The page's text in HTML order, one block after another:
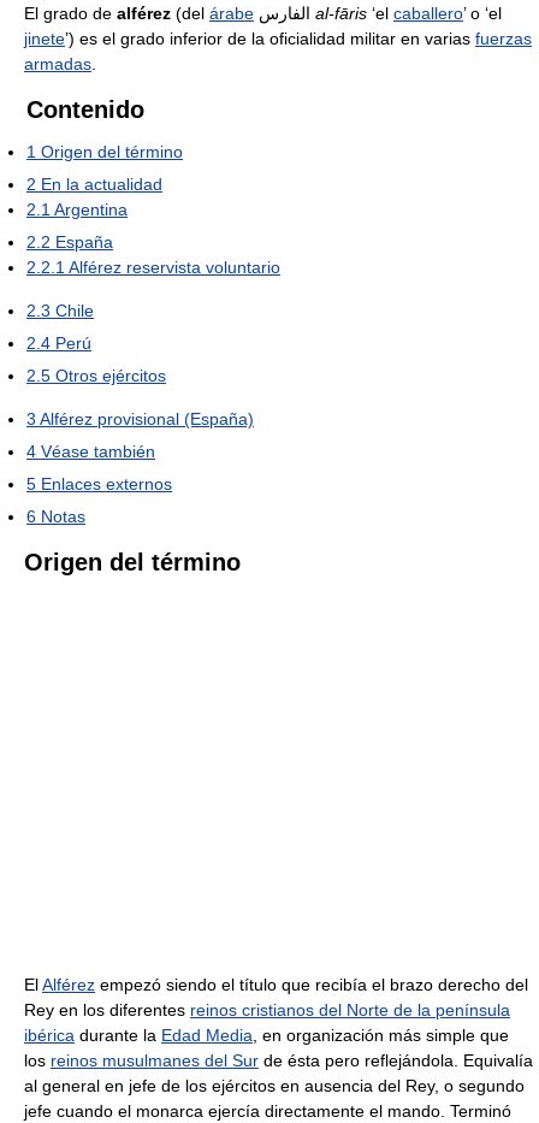
El grado de alférez (del árabe al-fāris ‘el caballero’ o ‘el
jinete’) es el grado inferior de la oficialidad militar en varias fuerzas
armadas
Contenido
1 Origen del término
2 En la actualidad
2.1 Argentina
2.2 España
2.2.1 Alférez reservista voluntario
2.3 Chile
2.4 Perú
2.5 Otros ejércitos
3 Alférez provisional (España)
4 Véase también
5 Enlaces externos
6 Notas
Origen del término
ElAlférez empezó siendo el título que recibía el brazo derecho del
Rey en los diferentes reinos cristianos del Norte de la península
ibérica durante la Edad Media , en organización más simple que
los reinos musulmanes del Sur de ésta pero reflejándola. Equivalía
al general en jefe de los ejércitos en ausencia del Rey, o segundo
jefe cuando el monarca ejercía directamente el mando. Terminó